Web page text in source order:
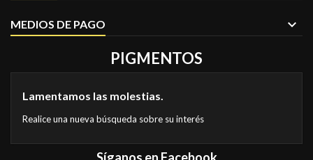
MEDIOS DE PAGO
PIGMENTOS
Lamentamos las molestias.
Realice una nueva búsqueda sobre su interés
Síganos en Facebook